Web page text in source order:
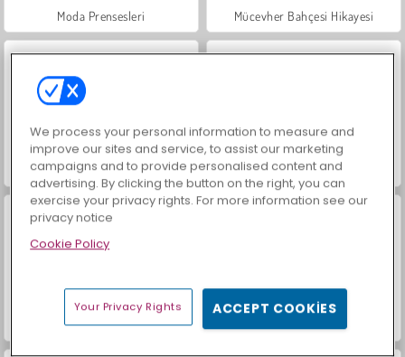
Moda Prensesleri Mücevher Bahçesi Hikayesi
Farm Merge Valley Masha and the Bear: Meadows
Royal Story
We process your personal information to measure and
improve our sites and service, to assist our marketing
campaigns and to provide personalised content and
advertising. By clicking the button on the right, you can
exercise your privacy rights. For more information see our
privacy notice
Cookie Policy
Your Privacy Rights ACCEPT COOKIES